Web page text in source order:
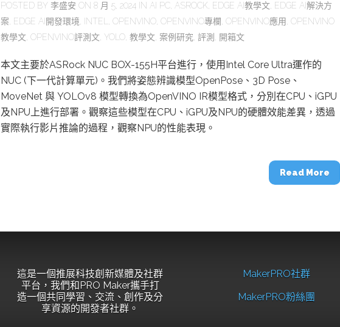
POSTED BY 李盛安 ON 8 月 5, 2024 IN AI PC ASROCK EDGE AI教學文 EDGE AI解決方
案 EDGE AI開發環境 INTEL OPENVINO OPENVINO專欄 OPENVINO應用 OPENVINO
教學文 OPENVINO評測文 YOLO 教學文 案例研究 評測 開箱文
本文主要於ASRock NUC BOX-155H平台進行，使用Intel Core Ultra運作的
NUC (下一代計算單元)。我們將姿態辨識模型OpenPose、3D Pose、
MoveNet 與 YOLOv8 模型轉換為OpenVINO IR模型格式，分別在CPU、iGPU
及NPU上進行部署。觀察這些模型在CPU、iGPU及NPU的硬體效能差異，透過
實際執行影片推論的過程，觀察NPU的性能表現。
Read More
這是一個推展科技創新媒體及社群
平台，我們和PRO Maker攜手打
造一個共同學習、交流、創作及分
享資源的開發者社群。
MakerPRO社群
MakerPRO粉絲團